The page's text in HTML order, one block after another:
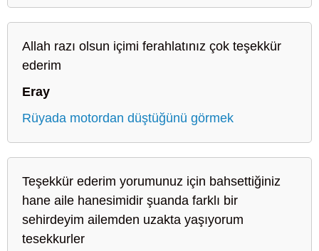
Allah razı olsun içimi ferahlatınız çok teşekkür
ederim
Eray
Rüyada motordan düştüğünü görmek
Teşekkür ederim yorumunuz için bahsettiğiniz
hane aile hanesimidir şuanda farklı bir
sehirdeyim ailemden uzakta yaşıyorum
tesekkurler